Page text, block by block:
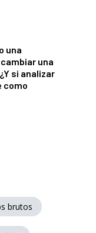
una
una
si analizar
como
brutos